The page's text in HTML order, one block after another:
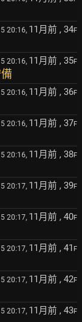
20:16, 11月前 , 34F
20:16, 11月前 , 35F
20:16, 11月前 , 36F
20:16, 11月前 , 37F
20:16, 11月前 , 38F
20:17, 11月前 , 39F
20:17, 11月前 , 40F
20:17, 11月前 , 41 F
20:17, 11月前 , 42F
20:17, 11月前 , 43F